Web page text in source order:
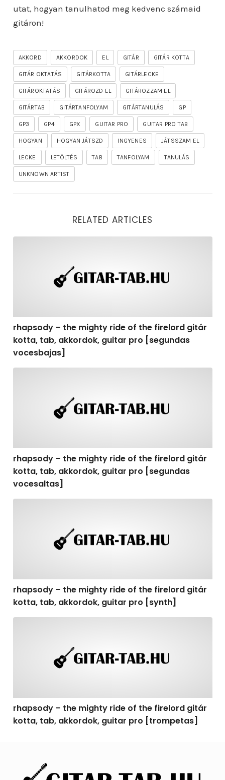
utat, hogyan tanulhatod meg kedvenc számaid
gitáron!
AKKORD AKKORDOK EL GITÁR GITÁR KOTTA
GITÁR OKTATÁS GITÁRKOTTA GITÁRLECKE
GITÁROKTATÁS GITÁROZD EL GITÁROZZAM EL
GITÁRTAB GITÁRTANFOLYAM GITÁRTANULÁS GP
GP3 GP4 GPX GUITAR PRO GUITAR PRO TAB
HOGYAN HOGYAN JÁTSZD INGYENES JÁTSSZAM EL
LECKE LETÖLTÉS TAB TANFOLYAM TANULÁS
UNKNOWN ARTIST
RELATED ARTICLES
rhapsody – the mighty ride of the firelord gitár
kotta, tab, akkordok, guitar pro [segundas
vocesbajas]
rhapsody – the mighty ride of the firelord gitár
kotta, tab, akkordok, guitar pro [segundas
vocesaltas]
rhapsody – the mighty ride of the firelord gitár
kotta, tab, akkordok, guitar pro [synth]
rhapsody – the mighty ride of the firelord gitár
kotta, tab, akkordok, guitar pro [trompetas]